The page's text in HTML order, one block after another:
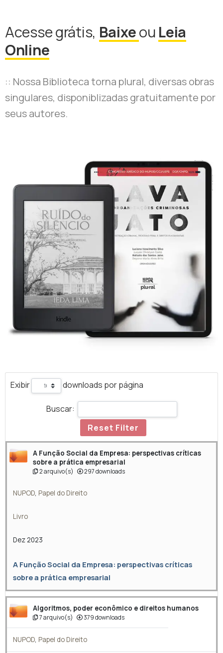
Acesse grátis, Baixeou Leia
Online
:: Nossa Biblioteca torna plural, diversas obras
singulares, disponiblizadas gratuitamente por
seus autores.
Exibir downloads por página
Buscar:
Reset Filter
A Função Social da Empresa: perspectivas críticas
sobre a prática empresarial
2 arquivo(s) 297 downloads
NUPOD, Papel do Direito
Livro
Dez 2023
A Função Social da Empresa: perspectivas críticas
sobre a prática empresarial
Algoritmos, poder econômico e direitos humanos
7 arquivo(s) 379 downloads
NUPOD, Papel do Direito